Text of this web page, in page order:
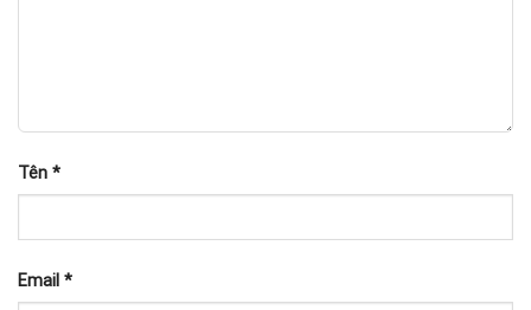
Tên *
Email *